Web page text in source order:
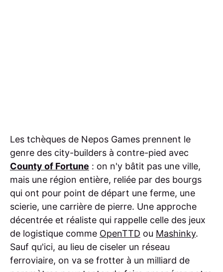
Les tchèques de Nepos Games prennent le
genre des city-builders à contre-pied avec
County of Fortune : on n'y bâtit pas une ville,
mais une région entière, reliée par des bourgs
qui ont pour point de départ une ferme, une
scierie, une carrière de pierre. Une approche
décentrée et réaliste qui rappelle celle des jeux
de logistique comme OpenTTD ou Mashinky.
Sauf qu'ici, au lieu de ciseler un réseau
ferroviaire, on va se frotter à un milliard de